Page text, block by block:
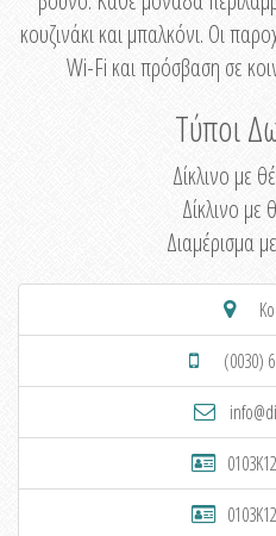
κουζινάκι και μπαλκόνι. Οι
Wi-Fi και πρόσβαση σε
Τύποι
Δίκλινο με
Δίκλινο με
Διαμέρισμα
(0030)